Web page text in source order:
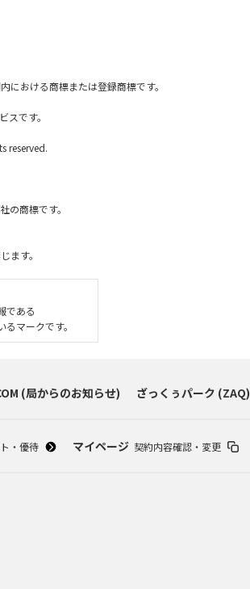
における商標または登録商標です。
スです。
reserved.
商標です。
ます。
である
マークです。
(局からのお知らせ) ざっくぅパーク (ZAQ)
・優待 マイページ 契約内容確認・変更